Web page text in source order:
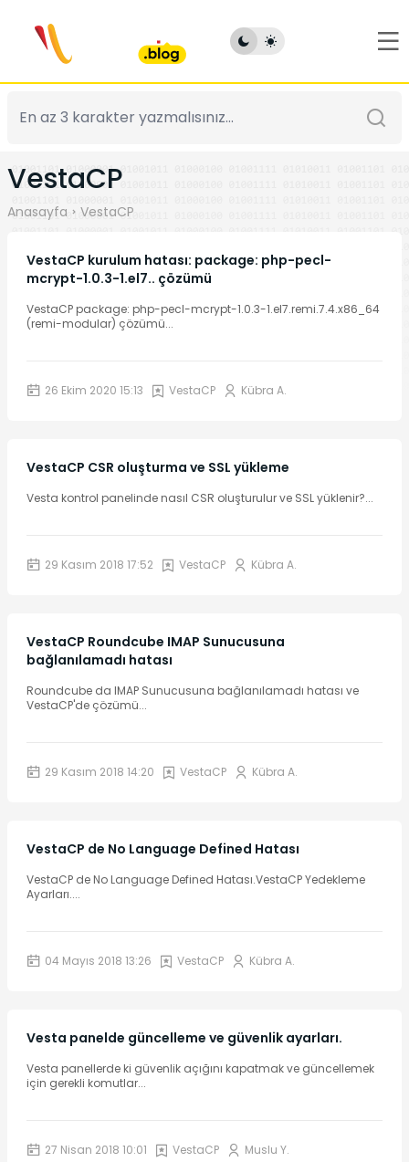
VestaCP
Anasayfa VestaCP
VestaCP kurulum hatası: package: php-pecl-
mcrypt-1.0.3-1.el7.. çözümü
VestaCP package: php-pecl-mcrypt-1.0.3-1.el7.remi.7.4.x86_64
(remi-modular) çözümü...
26 Ekim 2020 15:13 VestaCP Kübra A.
VestaCP CSR oluşturma ve SSL yükleme
Vesta kontrol panelinde nasıl CSR oluşturulur ve SSL yüklenir?...
29 Kasım 2018 17:52 VestaCP Kübra A.
VestaCP Roundcube IMAP Sunucusuna
bağlanılamadı hatası
Roundcube da IMAP Sunucusuna bağlanılamadı hatası ve
VestaCP'de çözümü...
29 Kasım 2018 14:20 VestaCP Kübra A.
VestaCP de No Language Defined Hatası
VestaCP de No Language Defined Hatası.VestaCP Yedekleme
Ayarları....
04 Mayıs 2018 13:26 VestaCP Kübra A.
Vesta panelde güncelleme ve güvenlik ayarları.
Vesta panellerde ki güvenlik açığını kapatmak ve güncellemek
için gerekli komutlar...
27 Nisan 2018 10:01 VestaCP Muslu Y.